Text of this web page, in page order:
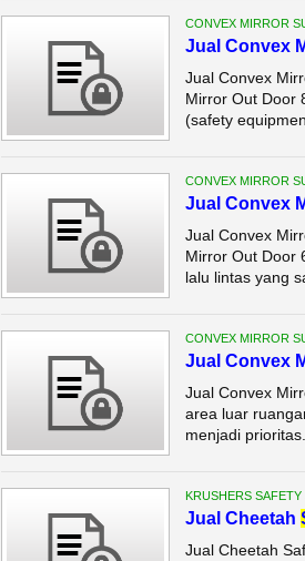
CONVEX MIRROR
Jual Convex
Jual Convex
Mirror Out Door
(safety
CONVEX MIRROR
Jual Convex
Jual Convex
Mirror Out Door
lalu lintas yang
CONVEX MIRROR
Jual Convex
Jual Convex
area luar
menjadi
KRUSHERS SAFETY
Jual Cheetah
Jual Cheetah